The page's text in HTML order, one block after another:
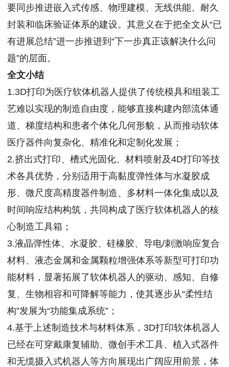
要同步推进嵌入式传感、物理建模、无线供能、耐久
封装和临床验证体系的建设。其意义在于把全文从“已
有进展总结”进一步推进到“下一步真正该解决什么问
题”的层面。
全文小结
1.3D打印为医疗软体机器人提供了传统模具和组装工
艺难以实现的制造自由度，能够直接构建内部流体通
道、梯度结构和患者个体化几何形貌，从而推动软体
医疗器件向复杂化、精准化和定制化发展；
2.挤出式打印、槽式光固化、材料喷射及4D打印等技
术各具优势，分别适用于高黏度弹性体与水凝胶成
形、微尺度高精度器件制造、多材料一体化集成以及
时间响应结构构筑，共同构成了医疗软体机器人的核
心制造工具箱；
3.液晶弹性体、水凝胶、硅橡胶、导电/刺激响应复合
材料、液态金属和金属颗粒增强体系等新型可打印功
能材料，显著拓展了软体机器人的驱动、感知、自修
复、生物相容和可降解等能力，使其逐步从“柔性结
构”发展为“功能集成系统”；
4.基于上述制造技术与材料体系，3D打印软体机器人
已经在可穿戴康复辅助、微创手术工具、植入式器件
和无缆摄入式机器人等方向展现出广阔应用前景，体